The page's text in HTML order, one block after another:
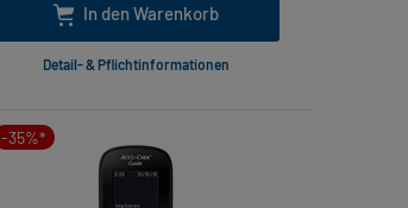
In den Warenkorb
Detail- & Pflichtinformationen
-35%*